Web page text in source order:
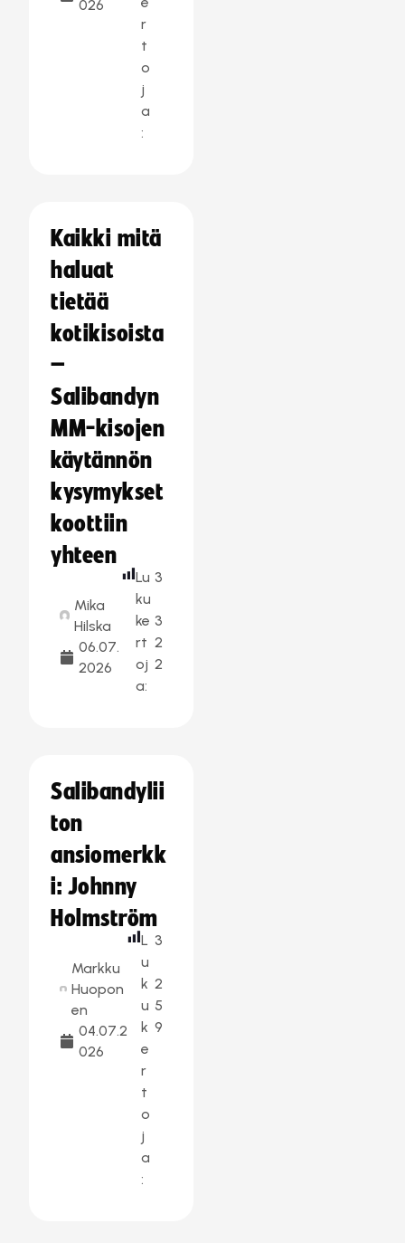
026
r
t
o
j
a
:
Kaikki mitä
haluat
tietää
kotikisoista
–
Salibandyn
MM-kisojen
käytännön
kysymykset
koottiin
yhteen
Mika
Hilska
06.07.
2026
Lu
ku
ke
rt
oj
a:
3
3
2
2
Salibandylii
ton
ansiomerkk
i: Johnny
Holmström
Markku
Huopon
en
04.07.2
026
L
u
k
u
k
e
r
t
o
j
a
:
3
2
5
9